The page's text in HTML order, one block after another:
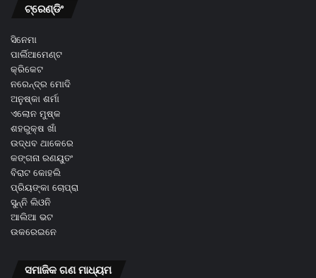
ଟ୍ରେଣ୍ଡିଂ
ସିନେମା
ପାର୍ଲିଆମେଣ୍ଟ
କ୍ରିକେଟ
ନରେନ୍ଦ୍ର ମୋଦି
ଅନୁଷ୍କା ଶର୍ମା
ଏଲୋନ ମୁଷ୍କ
ଶହରୁକ୍ଷ ଖାଁ
ଉଦ୍ଧବ ଥାକେରେ
କଙ୍ଗନା ରଣୟୁତଂ
ବିରାଟ କୋହଲି
ପ୍ରିୟଙ୍କା ଚୋପ୍ରା
ସୁନ୍ନି ଲିଓନି
ଆଲିଆ ଭଟ
ଉକରେଇନେ
ସମାଜିକ ଗଣ ମାଧ୍ୟମ